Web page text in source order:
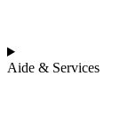
Aide & Services